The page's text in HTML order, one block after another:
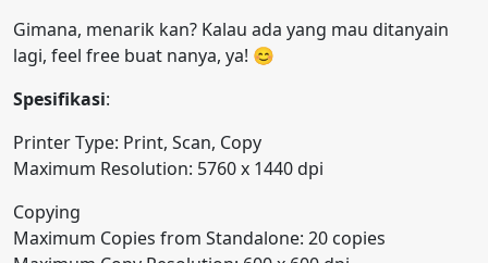
Gimana, menarik kan? Kalau ada yang mau ditanyain
lagi, feel free buat nanya, ya! 😊
Spesifikasi:
Printer Type: Print, Scan, Copy
Maximum Resolution: 5760 x 1440 dpi
Copying
Maximum Copies from Standalone: 20 copies